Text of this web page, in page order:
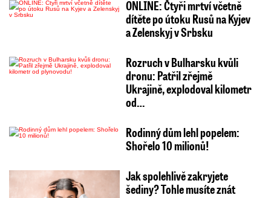
ONLINE: Čtyři mrtví včetně
dítěte po útoku Rusů na Kyjev
a Zelenskyj v Srbsku
Rozruch v Bulharsku kvůli
dronu: Patřil zřejmě
Ukrajině, explodoval kilometr
od…
Rodinný dům lehl popelem:
Shořelo 10 milionů!
Jak spolehlivě zakryjete
šediny? Tohle musíte znát